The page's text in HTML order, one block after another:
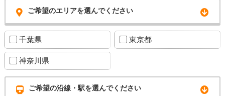
ご希望のエリアを選んでください
千葉県 東京都
神奈川県
ご希望の沿線・駅を選んでください